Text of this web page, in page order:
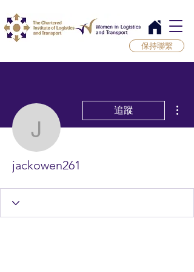
保持聯繫
jackowen261
追蹤
jackowen261